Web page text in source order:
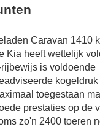
Caravan 1410
Kia heeft wettelijk
rijbewijs is voldoende
kogeldruk
toegestaan
prestaties op de
zo'n 2400 toeren